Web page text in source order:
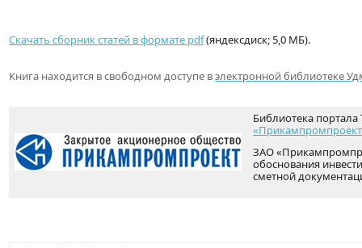
Скачать сборник статей в формате pdf(яндексдиск; 5,0 МБ).
Книга находится в свободном доступе вэлектронной библиотеке
Библиотека
ЗАО
обоснования
сметной